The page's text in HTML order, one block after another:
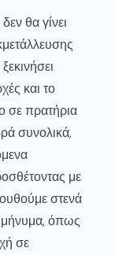
θα γίνει
και το
σε πρατήρια
συνολικά,
με
στενά
μήνυμα, όπως
σε